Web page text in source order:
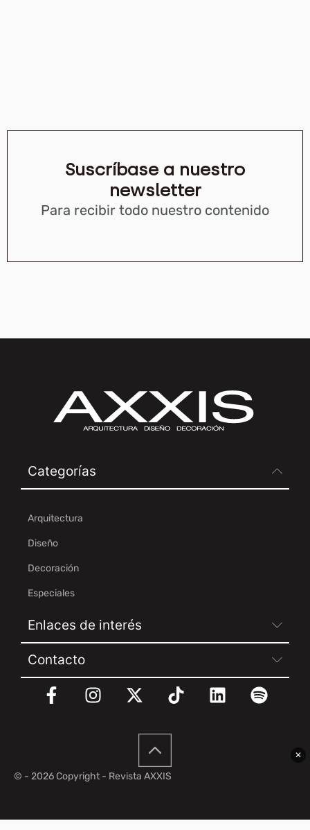
Suscríbase a nuestro
newsletter
Para recibir todo nuestro contenido
✕
Categorías
Arquitectura
Diseño
Decoración
Especiales
Enlaces de interés
Contacto
© - 2026 Copyright - Revista AXXIS